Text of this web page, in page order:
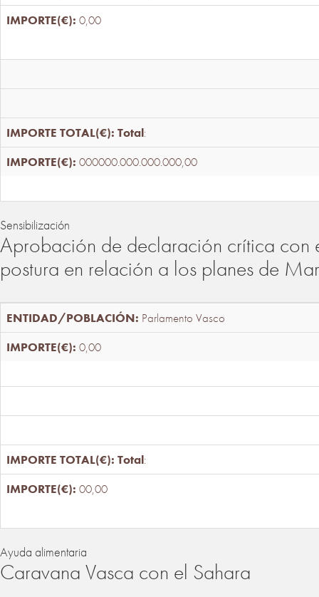
0,00
Total:
000000.000.000.000,00
Sensibilización
Aprobación de declaración crítica con
postura en relación a los planes de
Parlamento Vasco
0,00
Total:
00,00
Ayuda alimentaria
Caravana Vasca con el Sahara